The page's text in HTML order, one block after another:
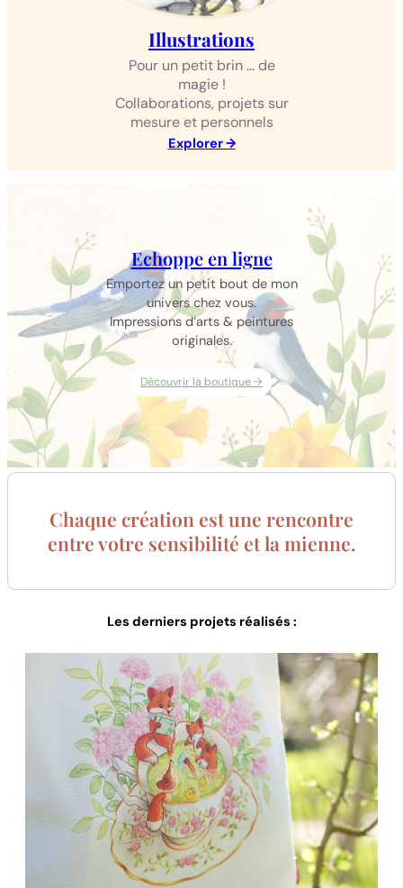
Illustrations
Pour un petit brin … de
magie !
Collaborations, projets sur
mesure et personnels
Explorer →
Echoppe en ligne
Emportez un petit bout de mon
univers chez vous.
Impressions d’arts & peintures
originales.
Découvrir la boutique →
Chaque création est une rencontre
entre votre sensibilité et la mienne.
Les derniers projets réalisés :